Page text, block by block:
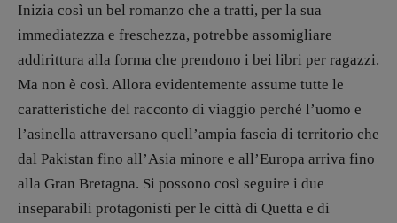
Anna da Re ,Roberto Derobertis,Elio
Grasso,Fabio Malagnini,Valentina
Marcoli
Elisabetta Michielin Nicole
Tania Tonin
CONTATTI
Case editrici e coordinamento
recensioni:
Coordinamento Primo Piano:
Elisabetta Michielin
Inizia così un bel romanzo che a tratti, per la sua
immediatezza e freschezza, potrebbe assomigliare
addirittura alla forma che prendono i bei libri per ragazzi.
Ma non è così. Allora evidentemente assume tutte le
caratteristiche del racconto di viaggio perché l’uomo e
l’asinella attraversano quell’ampia fascia di territorio che
dal Pakistan fino all’Asia minore e all’Europa arriva fino
alla Gran Bretagna. Si possono così seguire i due
inseparabili protagonisti per le città di Quetta e di